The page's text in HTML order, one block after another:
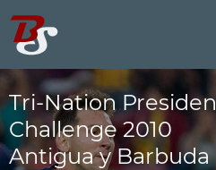
Tri-Nation
Challenge 2010
Antigua y Barbuda